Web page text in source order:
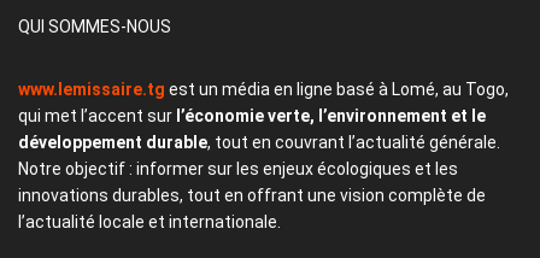
QUI SOMMES-NOUS
www.lemissaire.tg est un média en ligne basé à Lomé, au Togo,
qui met l’accent sur l’économie verte, l’environnement et le
développement durable, tout en couvrant l’actualité générale.
Notre objectif : informer sur les enjeux écologiques et les
innovations durables, tout en offrant une vision complète de
l’actualité locale et internationale.